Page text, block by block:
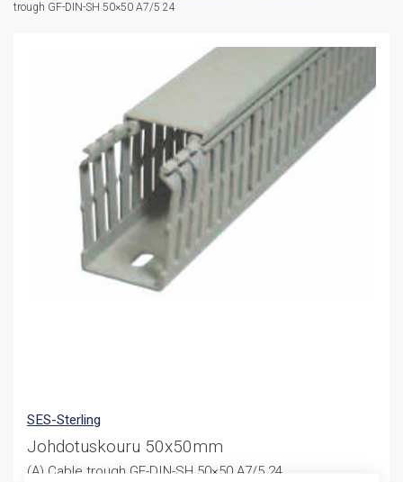
trough GF-DIN-SH 50×50 A7/5 24
SES-Sterling
Johdotuskouru 50x50mm
(A) Cable trough GF-DIN-SH 50×50 A7/5 24